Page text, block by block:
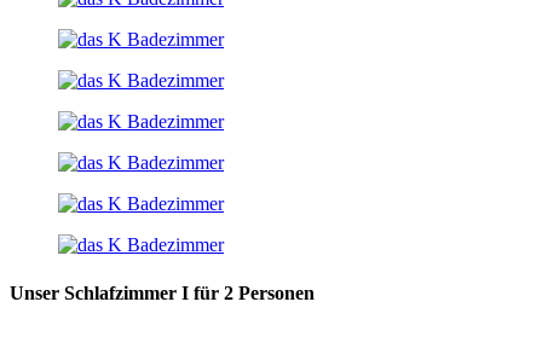
Unser Schlafzimmer I für 2 Personen